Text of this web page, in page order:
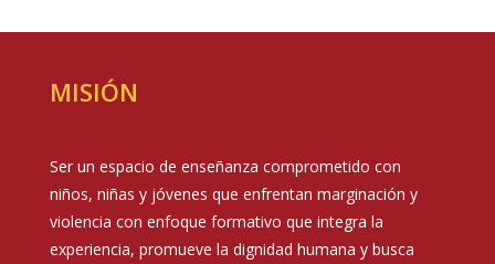
MISIÓN
Ser un espacio de enseñanza comprometido con
niños, niñas y jóvenes que enfrentan marginación y
violencia con enfoque formativo que integra la
experiencia, promueve la dignidad humana y busca